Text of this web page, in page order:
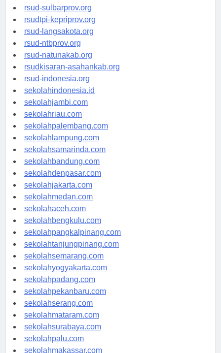
rsud-brebeskab.org
rsud-sulbarprov.org
rsudtpi-kepriprov.org
rsud-langsakota.org
rsud-ntbprov.org
rsud-natunakab.org
rsudkisaran-asahankab.org
rsud-indonesia.org
sekolahindonesia.id
sekolahjambi.com
sekolahriau.com
sekolahpalembang.com
sekolahlampung.com
sekolahsamarinda.com
sekolahbandung.com
sekolahdenpasar.com
sekolahjakarta.com
sekolahmedan.com
sekolahaceh.com
sekolahbengkulu.com
sekolahpangkalpinang.com
sekolahtanjungpinang.com
sekolahsemarang.com
sekolahyogyakarta.com
sekolahpadang.com
sekolahpekanbaru.com
sekolahserang.com
sekolahmataram.com
sekolahsurabaya.com
sekolahpalu.com